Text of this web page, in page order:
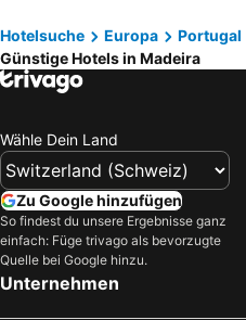
Vidamar Resorts Madeira
Hotel Porto Mare - PortoBay
Savoy Palace
Pestana Vila Lido Madeira
Vila Gale Santa Cruz
The Views Baia - Adults Only
Vila Baleira Porto Santo
Muthu Raga Madeira Hotel
NEXT - by Savoy Signature
Hotelsuche Europa Portugal
Günstige Hotels in Madeira
Wähle Dein Land
Zu Google hinzufügen
So findest du unsere Ergebnisse ganz
einfach: Füge trivago als bevorzugte
Quelle bei Google hinzu.
Unternehmen